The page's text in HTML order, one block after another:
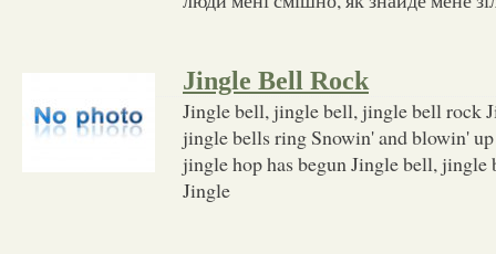
Jingle Bell Rock
Jingle bell, jingle bell, jingle bell rock
jingle bells ring Snowin' and blowin'
jingle hop has begun Jingle bell,
Jingle